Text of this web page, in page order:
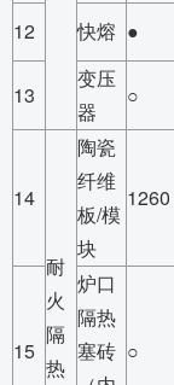
12
快熔 ●
13
变压
器
○
14
耐
火
隔
热
陶瓷
纤维
板/模
块
1260
15
炉口
隔热
塞砖 ○